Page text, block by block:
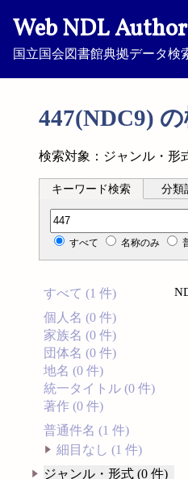
Web NDL
国立国会図書館典拠データ検
447(NDC9)
検索対象：ジャンル・形
キーワード検索 分類
分類記号検索
すべて 名称のみ
すべて (1 件)
個人名 (0 件)
家族名 (0 件)
団体名 (0 件)
地名 (0 件)
統一タイトル (0 件)
著作 (0 件)
普通件名 (1 件)
細目なし (1 件)
ジャンル・形式 (0 件)